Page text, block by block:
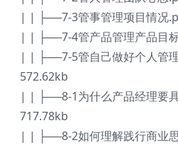
| | ├──7-3管事管理项目情况
| | ├──7-4管产品管理产品目
| | ├──7-5管自己做好个人管
572.62kb
| | ├──8-1为什么产品经理要
717.78kb
| | ├──8-2如何理解践行商业